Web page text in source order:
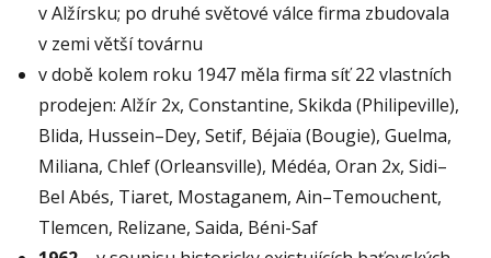
v Alžírsku; po druhé světové válce firma zbudovala
v zemi větší továrnu
v době kolem roku 1947 měla firma síť 22 vlastních
prodejen: Alžír 2x, Constantine, Skikda (Philipeville),
Blida, Hussein–Dey, Setif, Béjaïa (Bougie), Guelma,
Miliana, Chlef (Orleansville), Médéa, Oran 2x, Sidi–
Bel Abés, Tiaret, Mostaganem, Ain–Temouchent,
Tlemcen, Relizane, Saida, Béni-Saf